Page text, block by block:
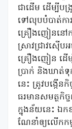
ជាដើម ដើម្បីប
ទៅលុបបំបាត់កា
គ្រឿងញៀននៅកម្
ស្រាវជ្រាវស៊ើប
គ្រឿងញៀន ដើម្
ប្រាក់ និងឃាត់ទុ
នេះ ត្រូវបង្កើន
ធរមានសមត្ថកិច្
ក្នុងន័យនេះ ឯ
ណែនាំឲ្យលើកកម្